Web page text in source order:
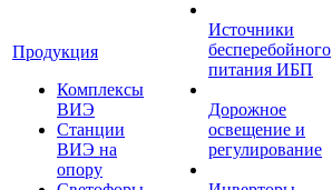
Продукция
Комплексы
ВИЭ
Станции
ВИЭ на
опору
Источники
бесперебойного
питания ИБП
Дорожное
освещение и
регулирование